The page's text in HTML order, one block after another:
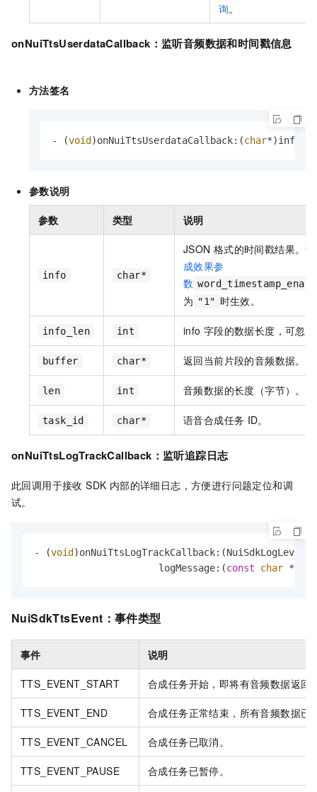
询。
onNuiTtsUserdataCallback ：监听音频数据和时间戳信息
方法签名
- (void )onNuiTtsUserdataCallback:(char*)info
参数说明
参数 类型 说明
info char*
JSON 格式的时间戳结果。
成效果参
数
为 "1" 时生效。
info_len int info 字段的数据长度，可忽
buffer char* 返回当前片段的音频数据。
len int 音频数据的长度（字节）。
task_id char* 语音合成任务 ID。
onNuiTtsLogTrackCallback ：监听追踪日志
此回调用于接收 SDK 内部的详细日志，方便进行问题定位和调
试。
- (void
                      logMessage:(
const char
NuiSdkTtsEvent ：事件类型
事件 说明
TTS_EVENT_START 合成任务开始，即将有音频数据返回
TTS_EVENT_END 合成任务正常结束，所有音频数据已
TTS_EVENT_CANCEL 合成任务已取消。
TTS_EVENT_PAUSE 合成任务已暂停。